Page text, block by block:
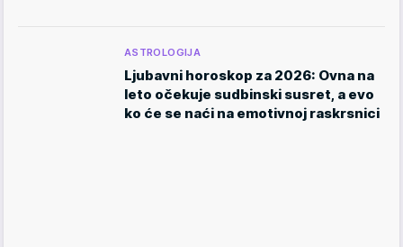
ASTROLOGIJA
Ljubavni horoskop za 2026: Ovna na
leto očekuje sudbinski susret, a evo
ko će se naći na emotivnoj raskrsnici